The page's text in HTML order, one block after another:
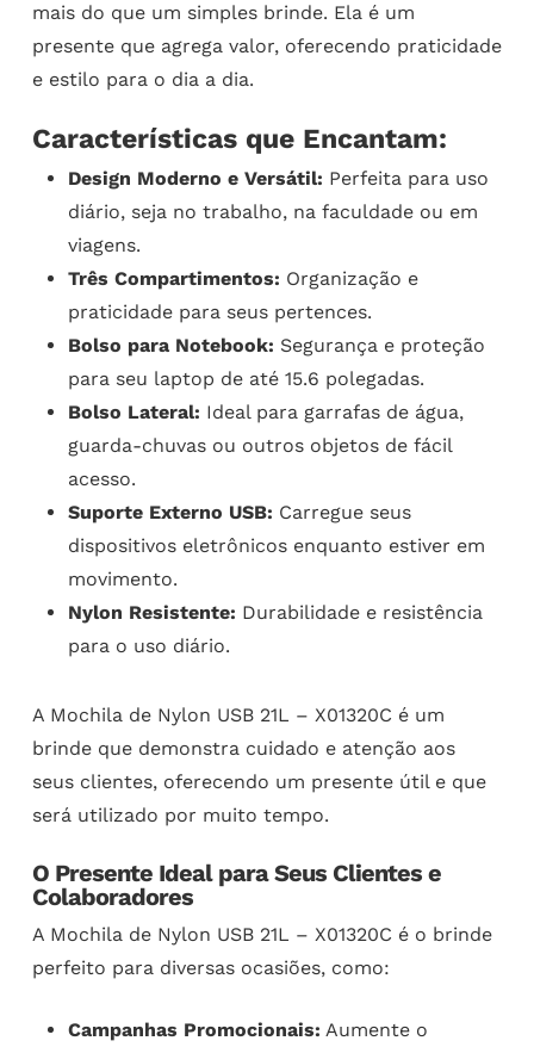
mais do que um simples brinde. Ela é um
presente que agrega valor, oferecendo praticidade
e estilo para o dia a dia.
Características que Encantam:
Design Moderno e Versátil: Perfeita para uso
diário, seja no trabalho, na faculdade ou em
viagens.
Três Compartimentos: Organização e
praticidade para seus pertences.
Bolso para Notebook: Segurança e proteção
para seu laptop de até 15.6 polegadas.
Bolso Lateral: Ideal para garrafas de água,
guarda-chuvas ou outros objetos de fácil
acesso.
Suporte Externo USB: Carregue seus
dispositivos eletrônicos enquanto estiver em
movimento.
Nylon Resistente: Durabilidade e resistência
para o uso diário.
A Mochila de Nylon USB 21L – X01320C é um
brinde que demonstra cuidado e atenção aos
seus clientes, oferecendo um presente útil e que
será utilizado por muito tempo.
O Presente Ideal para Seus Clientes e
Colaboradores
A Mochila de Nylon USB 21L – X01320C é o brinde
perfeito para diversas ocasiões, como:
Campanhas Promocionais: Aumente o